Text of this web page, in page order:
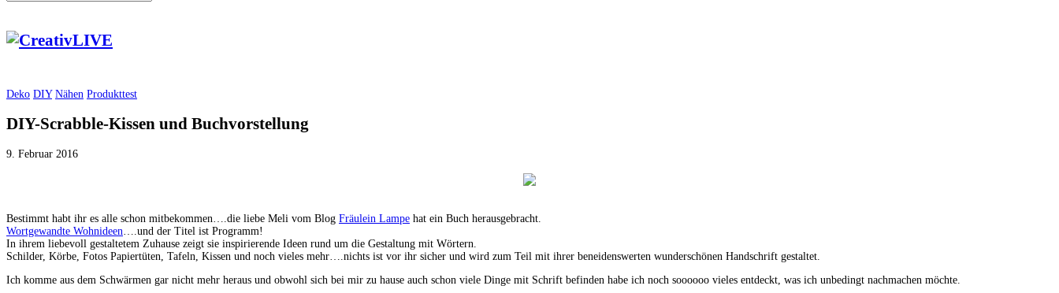
Deko DIY Nähen Produkttest
DIY-Scrabble-Kissen und Buchvorstellung
9. Februar 2016
Bestimmt habt ihr es alle schon mitbekommen….die liebe Meli vom Blog Fräulein Lampe hat ein Buch herausgebracht.
Wortgewandte Wohnideen ….und der Titel ist Programm!
In ihrem liebevoll gestaltetem Zuhause zeigt sie inspirierende Ideen rund um die Gestaltung mit Wörtern.
Schilder, Körbe, Fotos Papiertüten, Tafeln, Kissen und noch vieles mehr….nichts ist vor ihr sicher und wird zum Teil mit ihrer beneidenswerten wunderschönen Handschrift gestaltet.
Ich komme aus dem Schwärmen gar nicht mehr heraus und obwohl sich bei mir zu hause auch schon viele Dinge mit Schrift befinden habe ich noch soooooo vieles entdeckt, was ich unbedingt nachmachen möchte.